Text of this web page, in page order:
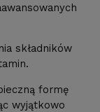
składników
formę
wyjątkowo